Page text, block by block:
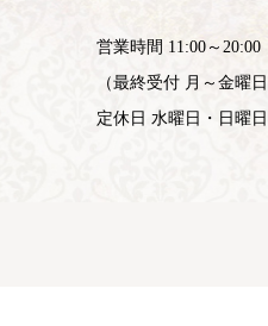
営業時間 11:00～20:00
（最終受付 月～金曜
定休日 水曜日・日曜日